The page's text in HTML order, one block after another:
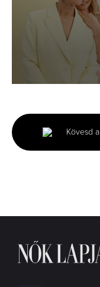
minutes,
51
seconds
Kövesd a